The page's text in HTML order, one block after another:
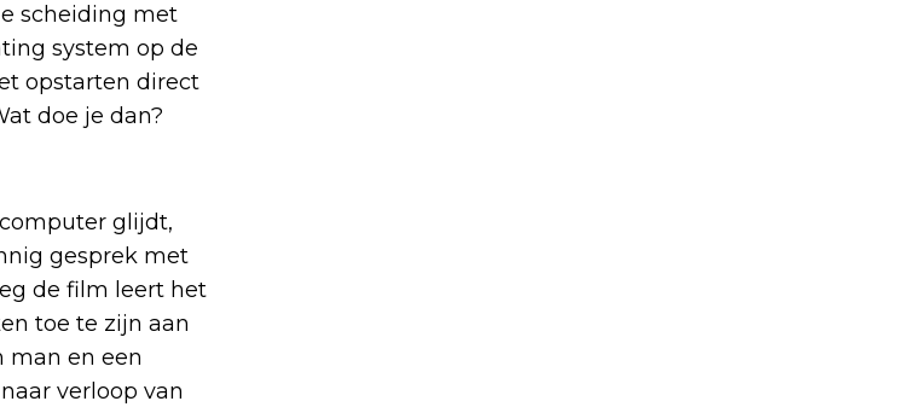
scheiding met
system op de
opstarten direct
doe je dan?
glijdt,
gesprek met
de film leert het
toe te zijn aan
man en een
verloop van